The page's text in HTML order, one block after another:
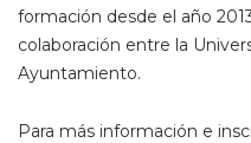
formación desde el año
colaboración entre la
Ayuntamiento.
Para más información e